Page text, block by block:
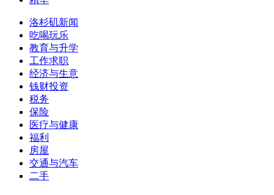
洛杉矶新闻
吃喝玩乐
教育与升学
工作求职
经济与生意
钱财投资
税务
保险
医疗与健康
福利
房屋
交通与汽车
二手